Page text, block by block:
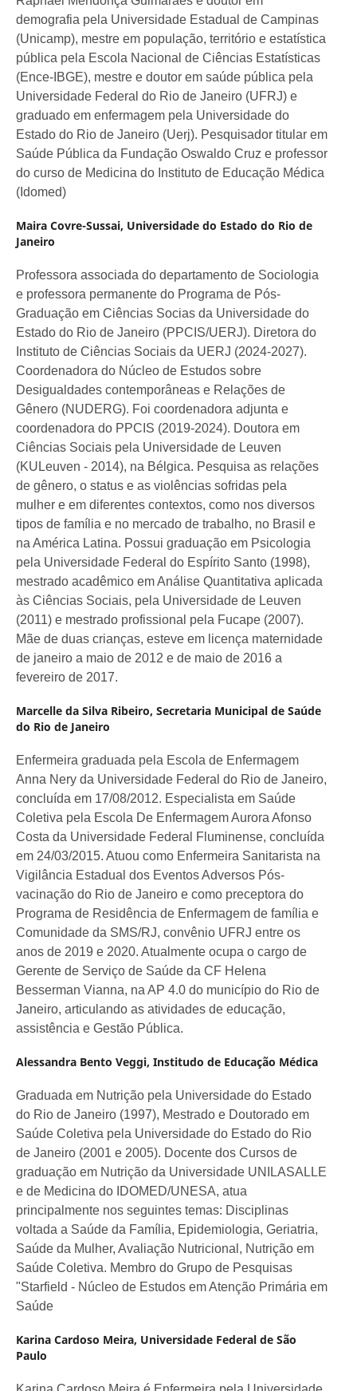
demografia pela Universidade Estadual de Campinas
(Unicamp), mestre em população, território e estatística
pública pela Escola Nacional de Ciências Estatísticas
(Ence-IBGE), mestre e doutor em saúde pública pela
Universidade Federal do Rio de Janeiro (UFRJ) e
graduado em enfermagem pela Universidade do
Estado do Rio de Janeiro (Uerj). Pesquisador titular em
Saúde Pública da Fundação Oswaldo Cruz e professor
do curso de Medicina do Instituto de Educação Médica
(Idomed)
Maira Covre-Sussai, Universidade do Estado do Rio de
Janeiro
Professora associada do departamento de Sociologia
e professora permanente do Programa de Pós-
Graduação em Ciências Socias da Universidade do
Estado do Rio de Janeiro (PPCIS/UERJ). Diretora do
Instituto de Ciências Sociais da UERJ (2024-2027).
Coordenadora do Núcleo de Estudos sobre
Desigualdades contemporâneas e Relações de
Gênero (NUDERG). Foi coordenadora adjunta e
coordenadora do PPCIS (2019-2024). Doutora em
Ciências Sociais pela Universidade de Leuven
(KULeuven - 2014), na Bélgica. Pesquisa as relações
de gênero, o status e as violências sofridas pela
mulher e em diferentes contextos, como nos diversos
tipos de família e no mercado de trabalho, no Brasil e
na América Latina. Possui graduação em Psicologia
pela Universidade Federal do Espírito Santo (1998),
mestrado acadêmico em Análise Quantitativa aplicada
às Ciências Sociais, pela Universidade de Leuven
(2011) e mestrado profissional pela Fucape (2007).
Mãe de duas crianças, esteve em licença maternidade
de janeiro a maio de 2012 e de maio de 2016 a
fevereiro de 2017.
Marcelle da Silva Ribeiro, Secretaria Municipal de Saúde
do Rio de Janeiro
Enfermeira graduada pela Escola de Enfermagem
Anna Nery da Universidade Federal do Rio de Janeiro,
concluída em 17/08/2012. Especialista em Saúde
Coletiva pela Escola De Enfermagem Aurora Afonso
Costa da Universidade Federal Fluminense, concluída
em 24/03/2015. Atuou como Enfermeira Sanitarista na
Vigilância Estadual dos Eventos Adversos Pós-
vacinação do Rio de Janeiro e como preceptora do
Programa de Residência de Enfermagem de família e
Comunidade da SMS/RJ, convênio UFRJ entre os
anos de 2019 e 2020. Atualmente ocupa o cargo de
Gerente de Serviço de Saúde da CF Helena
Besserman Vianna, na AP 4.0 do município do Rio de
Janeiro, articulando as atividades de educação,
assistência e Gestão Pública.
Alessandra Bento Veggi, Institudo de Educação Médica
Graduada em Nutrição pela Universidade do Estado
do Rio de Janeiro (1997), Mestrado e Doutorado em
Saúde Coletiva pela Universidade do Estado do Rio
de Janeiro (2001 e 2005). Docente dos Cursos de
graduação em Nutrição da Universidade UNILASALLE
e de Medicina do IDOMED/UNESA, atua
principalmente nos seguintes temas: Disciplinas
voltada a Saúde da Família, Epidemiologia, Geriatria,
Saúde da Mulher, Avaliação Nutricional, Nutrição em
Saúde Coletiva. Membro do Grupo de Pesquisas
"Starfield - Núcleo de Estudos em Atenção Primária em
Saúde
Karina Cardoso Meira, Universidade Federal de São
Paulo